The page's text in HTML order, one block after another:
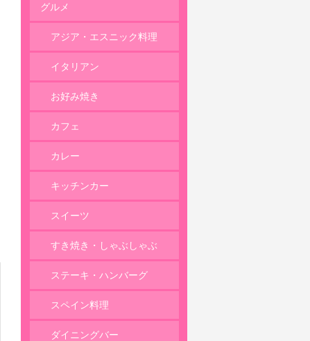
グルメ
アジア・エスニック料理
イタリアン
お好み焼き
カフェ
カレー
キッチンカー
スイーツ
すき焼き・しゃぶしゃぶ
ステーキ・ハンバーグ
スペイン料理
ダイニングバー